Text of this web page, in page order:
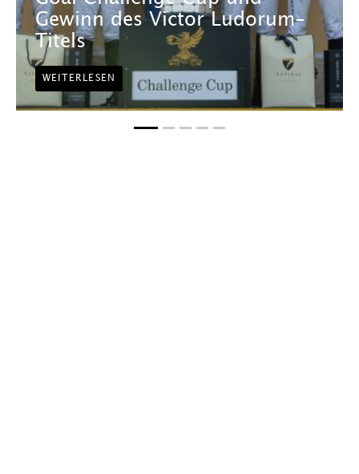
Gewinn des Victor Ludorum-
Titels
WEITERLESEN